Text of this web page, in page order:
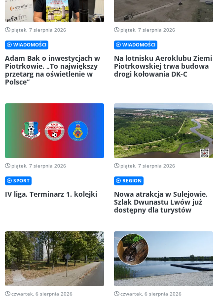
piątek, 7 sierpnia 2026
WIADOMOŚCI
Adam Bak o inwestycjach w
Piotrkowie. „To największy
przetarg na oświetlenie w
Polsce”
piątek, 7 sierpnia 2026
WIADOMOŚCI
Na lotnisku Aeroklubu Ziemi
Piotrkowskiej trwa budowa
drogi kołowania DK-C
piątek, 7 sierpnia 2026
SPORT
IV liga. Terminarz 1. kolejki
piątek, 7 sierpnia 2026
REGION
Nowa atrakcja w Sulejowie.
Szlak Dwunastu Lwów już
dostępny dla turystów
czwartek, 6 sierpnia 2026 czwartek, 6 sierpnia 2026